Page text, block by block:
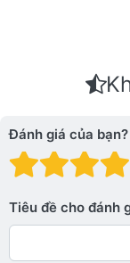
Đánh giá của bạn?
Đánh
Tiêu đề cho đánh